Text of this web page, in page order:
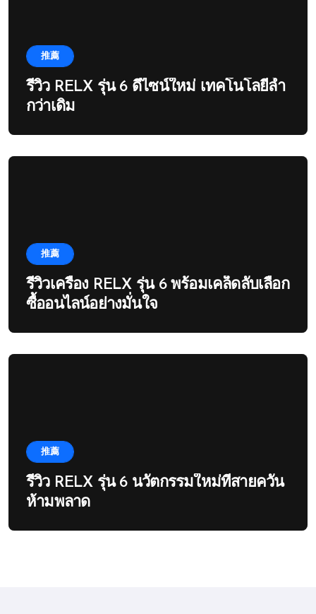
推薦
รีวิว RELX รุ่น 6 ดีไซน์ใหม่ เทคโนโลยีล้ำ
กว่าเดิม
推薦
รีวิวเครื่อง RELX รุ่น 6 พร้อมเคล็ดลับเลือก
ซื้ออนไลน์อย่างมั่นใจ
推薦
รีวิว RELX รุ่น 6 นวัตกรรมใหม่ที่สายควัน
ห้ามพลาด